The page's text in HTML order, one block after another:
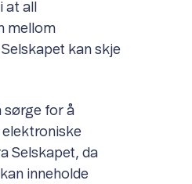
all
mellom
kan skje
sørge for å
elektroniske
Selskapet, da
inneholde